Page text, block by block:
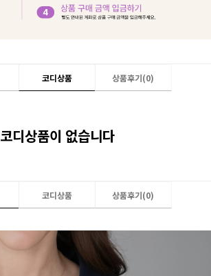
코디상품 상품후기(0)
코디상품이 없습니다
코디상품 상품후기(0)